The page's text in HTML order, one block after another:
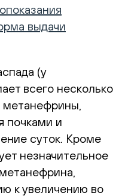
выдачи
(у
всего несколько
почками и
суток. Кроме
незначительное
к увеличению во